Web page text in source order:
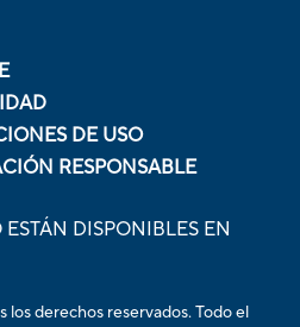
DE USO
RESPONSABLE
DISPONIBLES EN
derechos reservados. Todo el